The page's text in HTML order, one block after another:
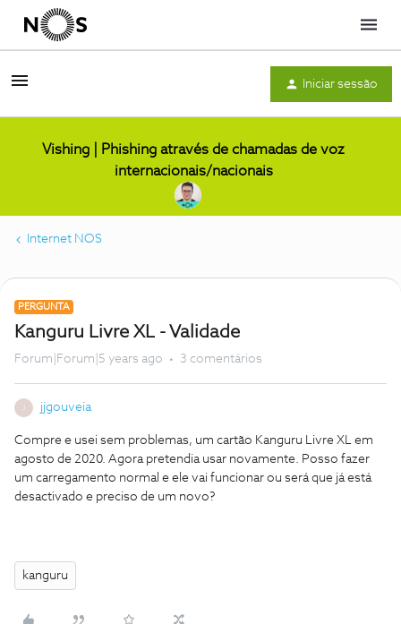
Menu
Iniciar sessão
Vishing | Phishing através de chamadas de voz
internacionais/nacionais
Internet NOS
PERGUNTA
Kanguru Livre XL - Validade
Forum|Forum|5 years ago 3 comentários
jjgouveia
Compre e usei sem problemas, um cartão Kanguru Livre XL em
agosto de 2020. Agora pretendia usar novamente. Posso fazer
um carregamento normal e ele vai funcionar ou será que já está
desactivado e preciso de um novo?
kanguru